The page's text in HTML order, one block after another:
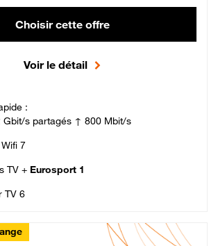
Choisir cette offre
Voir le détail
:
s partagés ↑ 800 Mbit/s
7
TV + Eurosport 1
TV 6